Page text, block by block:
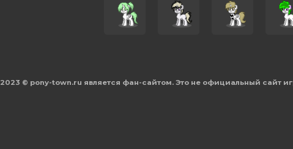
2023 © pony-town.ru является фан-сайтом. Это не официальный сайт